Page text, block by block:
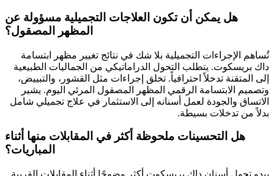
هل يمكن أن تكون العلاجات التجميلية مسؤولة عن
المظهر المصقول؟
تُساهم الإجراءات التجميلية بلا شك في نتائج تغيير مظهر ابتسامة
داك بريسكوت. يتطلب التحول الدراماتيكي من الجماليات الطبيعية
إلى المتقنة تدخلاً احترافياً. تخلق إجراءات مثل القشور، والتبييض،
وتصميم الابتسامة الرقمي المظهر المصقول المرئي اليوم. يشير
الاتساق والجودة لعمل أسنانه إلى الاستثمار في علاج تجميلي شامل
بدلاً من تدخلات بسيطة.
هل التحسينات ملحوظة أكثر في المقابلات منها أثناء
المباريات؟
يبدو تحول أسنان داك بريسكوت أكثر وضوحًا أثناء المقابلات القريبة